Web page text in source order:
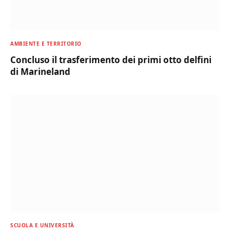
AMBIENTE E TERRITORIO
Concluso il trasferimento dei primi otto delfini
di Marineland
SCUOLA E UNIVERSITÀ